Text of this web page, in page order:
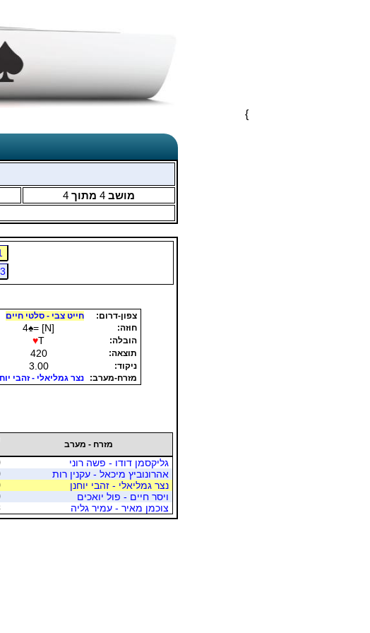
}
מושב 4 מתוך 4
צפון-דרום:
חייט צבי - סלטי חיים
חוזה:
4♠= [N]
הובלה: ♥T
תוצאה: 420
ניקוד: 3.00
מזרח-מערב: נצר גמליאלי - זהבי
מזרח - מערב
גליקסמן דודו - פשה רוני
אהרונוביץ מיכאל - עקנין רות
נצר גמליאלי - זהבי יוחנן
ויסר חיים - פול יואכים
צוכמן מאיר - עמיר גליה